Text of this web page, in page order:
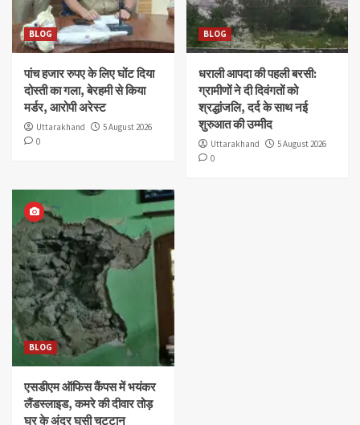
BLOG
पांच हजार रुपए के लिए घोंट दिया
दोस्ती का गला, बेरहमी से किया
मर्डर, आरोपी अरेस्ट
Uttarakhand
5 August 2026
0
BLOG
धराली आपदा की पहली बरसी:
ग्रामीणों ने दी दिवंगतों को
श्रद्धांजलि, दर्द के साथ नई
शुरुआत की उम्मीद
Uttarakhand
5 August 2026
0
BLOG
एसडीएम ऑफिस कैंपस में भयंकर
लैंडस्लाइड, कमरे की दीवार तोड़
घर के अंदर घुसी चट्टान